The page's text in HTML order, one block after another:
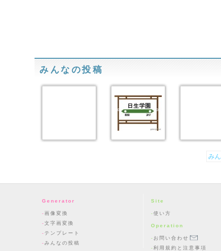
みんなの投稿
み
Generator
画像変換
文字画変換
テンプレート
みんなの投稿
Site
使い方
Operation
お問い合わせ
利用規約と注意事項